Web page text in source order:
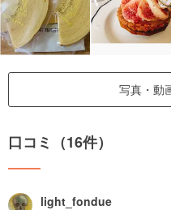
写真・動
口コミ（16件）
light_fondue